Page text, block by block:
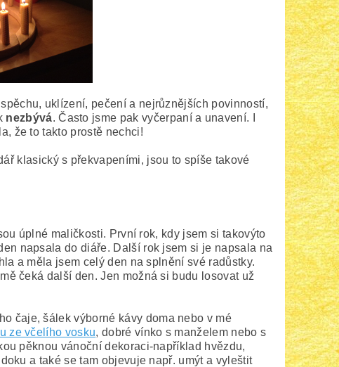
uklízení, pečení a nejrůznějších povinností,
nezbývá. Často jsme pak vyčerpaní a unavení. I
že to takto prostě nechci!
klasický s překvapeními, jsou to spíše takové
úplné maličkosti. První rok, kdy jsem si takovýto
napsala do diáře. Další rok jsem si je napsala na
a měla jsem celý den na splnění své radůstky.
čeká další den. Jen možná si budu losovat už
čaje, šálek výborné kávy doma nebo v mé
ze včelího vosku, dobré vínko s manželem nebo s
pěknou vánoční dekoraci-například hvězdu,
a také se tam objevuje např. umýt a vyleštit